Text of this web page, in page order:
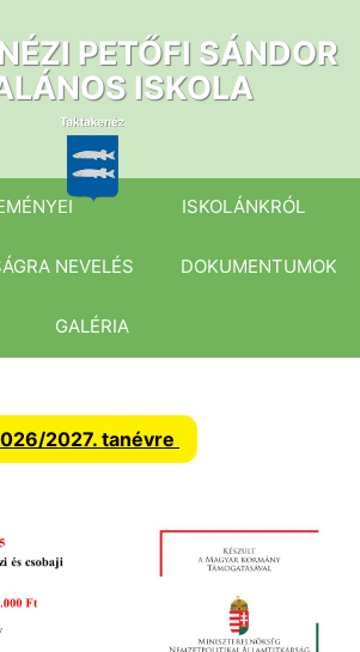
PETŐFI SÁNDOR
ISKOLA
ISKOLÁNKRÓL
NEVELÉS DOKUMENTUMOK
GALÉRIA
2027. tanévre